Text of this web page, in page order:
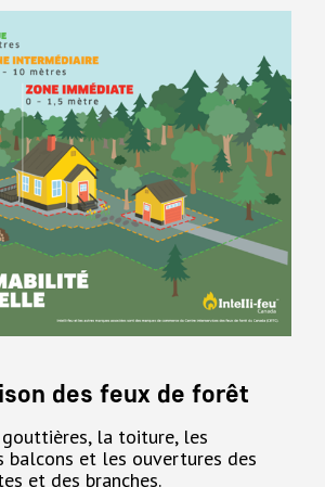
des feux de forêt
gouttières, la toiture, les
balcons et les ouvertures des
et des branches.